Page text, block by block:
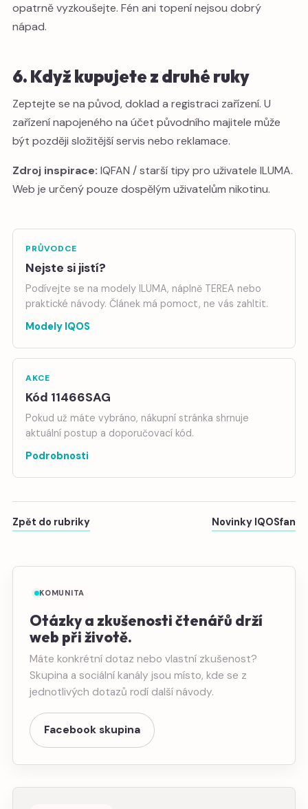
opatrně vyzkoušejte. Fén ani topení nejsou dobrý
nápad.
6. Když kupujete z druhé ruky
Zeptejte se na původ, doklad a registraci zařízení. U
zařízení napojeného na účet původního majitele může
být později složitější servis nebo reklamace.
Zdroj inspirace: IQFAN / starší tipy pro uživatele ILUMA.
Web je určený pouze dospělým uživatelům nikotinu.
PRŮVODCE
Nejste si jistí?
Podívejte se na modely ILUMA, náplně TEREA nebo
praktické návody. Článek má pomoct, ne vás zahltit.
Modely IQOS
AKCE
Kód 11466SAG
Pokud už máte vybráno, nákupní stránka shrnuje
aktuální postup a doporučovací kód.
Podrobnosti
Zpět do rubriky Novinky IQOSfan
KOMUNITA
Otázky a zkušenosti čtenářů drží
web při životě.
Máte konkrétní dotaz nebo vlastní zkušenost?
Skupina a sociální kanály jsou místo, kde se z
jednotlivých dotazů rodí další návody.
Facebook skupina